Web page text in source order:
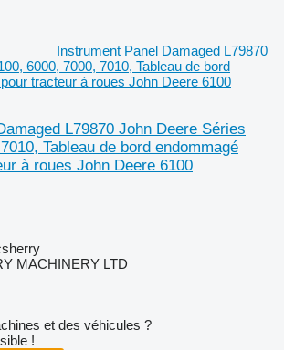
Instrument Panel Damaged L79870
6000, 7000, 7010, Tableau de bord
tracteur à roues John Deere 6100
L79870 John Deere Séries
Tableau de bord endommagé
à roues John Deere 6100
MACHINERY LTD
et des véhicules ?
!